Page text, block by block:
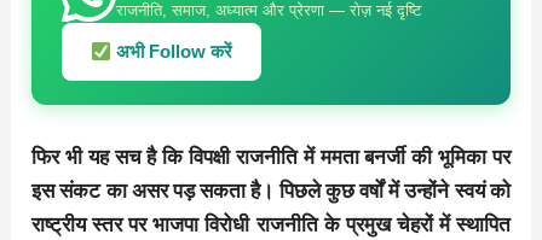
राजनीति, समाज, अध्यात्म और प्रेरणा — रोज़ नई दृष्टि
अभी Follow करें
फिर भी यह सच है कि विपक्षी राजनीति में ममता बनर्जी की भूमिका पर
इस संकट का असर पड़ सकता है। पिछले कुछ वर्षों में उन्होंने स्वयं को
राष्ट्रीय स्तर पर भाजपा विरोधी राजनीति के प्रमुख चेहरों में स्थापित